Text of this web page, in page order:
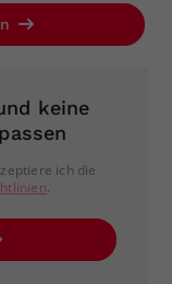
keine
ich die
.